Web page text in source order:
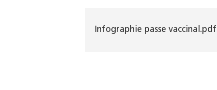
Infographie passe